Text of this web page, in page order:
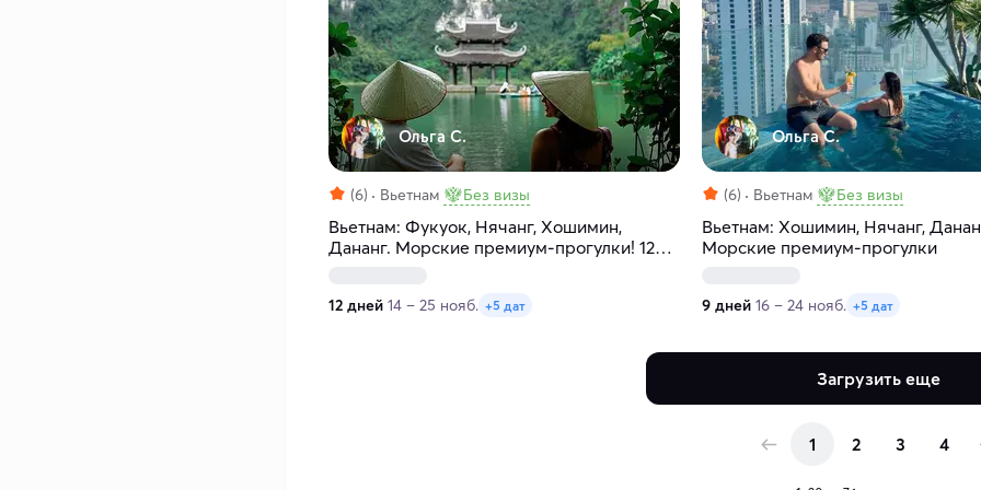
Ольга С.
(6) Вьетнам Без визы
Вьетнам: Фукуок, Нячанг, Хошимин,
Дананг. Морские премиум-прогулки! 12
12 дней 14 – 25 нояб. +5 дат
Ольга С.
(6) Вьетнам Без визы
Вьетнам: Хошимин, Нячанг,
Морские премиум-прогулки
9 дней 16 – 24 нояб. +5 дат
Загрузить еще
1 2 3 4